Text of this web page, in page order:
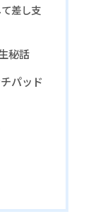
て差し支
秘話
パッド